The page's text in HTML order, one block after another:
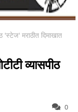
'स्टेज' मराठीत दिमाखात
व्यासपीठ
0